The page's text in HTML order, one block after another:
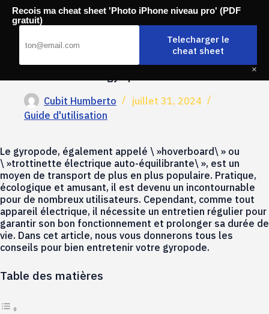
Passer
contenu
Mobili-thi
Cubit Humberto
juillet 31, 2024
Guide d'utilisation
Le gyropode, également appelé \ »hoverboard\ » ou
\ »trottinette électrique auto-équilibrante\ », est un
moyen de transport de plus en plus populaire. Pratique,
écologique et amusant, il est devenu un incontournable
pour de nombreux utilisateurs. Cependant, comme tout
appareil électrique, il nécessite un entretien régulier pour
garantir son bon fonctionnement et prolonger sa durée de
vie. Dans cet article, nous vous donnerons tous les
conseils pour bien entretenir votre gyropode.
Table des matières
Recois ma cheat sheet 'Photo iPhone niveau pro' (PDF
gratuit)
Telecharger le
cheat sheet
×